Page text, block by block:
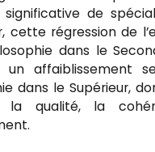
significative de
cette régression de
dans le
un affaiblissement
dans le Supérieur,
la qualité, la